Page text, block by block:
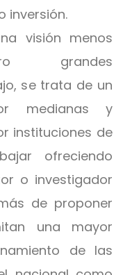
inversión.
visión menos
grandes
se trata de un
medianas y
instituciones de
ofreciendo
o investigador
de proponer
una mayor
de las